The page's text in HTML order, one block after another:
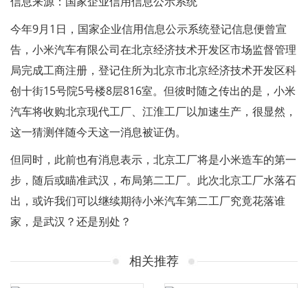
今年9月1日，国家企业信用信息公示系统登记信息便曾宣
告，小米汽车有限公司在北京经济技术开发区市场监督管理
局完成工商注册，登记住所为北京市北京经济技术开发区科
创十街15号院5号楼8层816室。但彼时随之传出的是，小米
汽车将收购北京现代工厂、江淮工厂以加速生产，很显然，
这一猜测伴随今天这一消息被证伪。
但同时，此前也有消息表示，北京工厂将是小米造车的第一
步，随后或瞄准武汉，布局第二工厂。此次北京工厂水落石
出，或许我们可以继续期待小米汽车第二工厂究竟花落谁
家，是武汉？还是别处？
相关推荐